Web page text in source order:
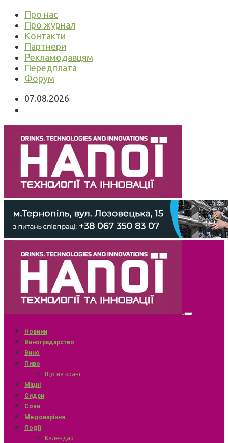
Про нас
Про журнал
Контакти
Партнери
Рекламодавцям
Передплата
Форум
07.08.2026
Новини
Виноградарство
Вино
Пиво
Що на крані
Міцні
Сидри
Соки
Медоваріння
Події
Календар